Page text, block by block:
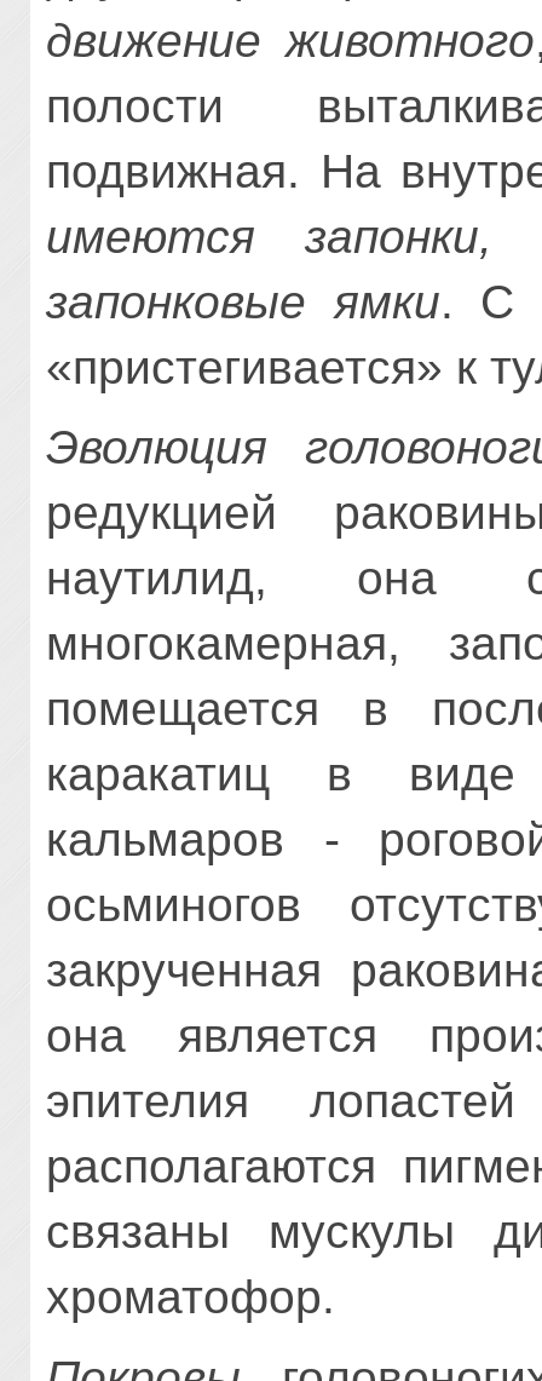
движение животного
полости
подвижная. На
имеются за­понки,
запонковые ямки. С
«пристегивается» к
Эволюция
редукцией
наутилид, она
многокамерная,
помещается в
каракатиц в виде
кальмаров -
осьминогов
закрученная
она является
эпителия
располагаются
связаны мускулы
хроматофор.